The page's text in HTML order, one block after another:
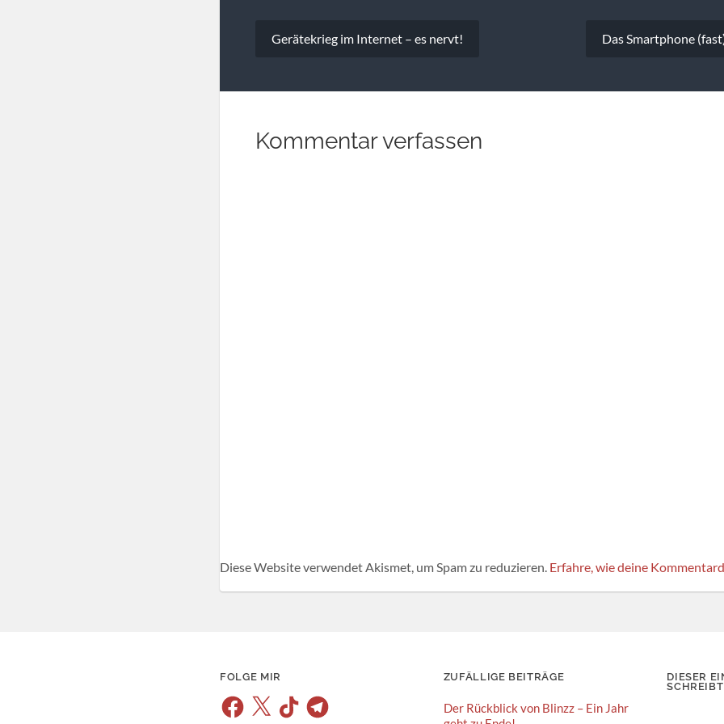
Gerätekrieg im Internet – es nervt! Das Smartphone
Kommentar verfassen
Diese Website verwendet Akismet, um Spam zu reduzieren. Erfahre, wie deine
FOLGE MIR
Facebook
X TikTokTelegram
ZUFÄLLIGE BEITRÄGE
Der Rückblick von Blinzz – Ein Jahr
DIESER
SCHREIBT